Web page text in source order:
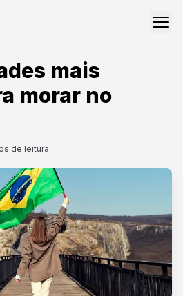
mais
morar no
de leitura